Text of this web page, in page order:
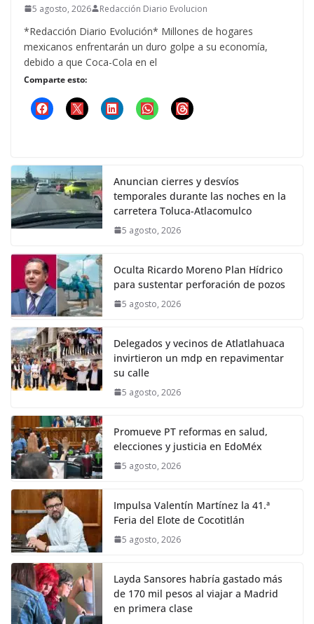
5 agosto, 2026 Redacción Diario Evolucion
*Redacción Diario Evolución* Millones de hogares
mexicanos enfrentarán un duro golpe a su economía,
debido a que Coca-Cola en el
Comparte esto:
Anuncian cierres y desvíos
temporales durante las noches en la
carretera Toluca-Atlacomulco
5 agosto, 2026
Oculta Ricardo Moreno Plan Hídrico
para sustentar perforación de pozos
5 agosto, 2026
Delegados y vecinos de Atlatlahuaca
invirtieron un mdp en repavimentar
su calle
5 agosto, 2026
Promueve PT reformas en salud,
elecciones y justicia en EdoMéx
5 agosto, 2026
Impulsa Valentín Martínez la 41.ª
Feria del Elote de Cocotitlán
5 agosto, 2026
Layda Sansores habría gastado más
de 170 mil pesos al viajar a Madrid
en primera clase